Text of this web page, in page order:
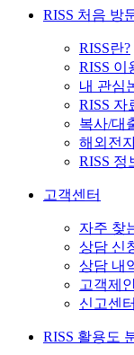
RISS 처음 방
RISS란?
RISS 이
내 관심
RISS 자
복사/대
해외전
RISS 정
고객센터
자주 찾
상담 신
상담 내
고객제
신고센터
RISS 활용도